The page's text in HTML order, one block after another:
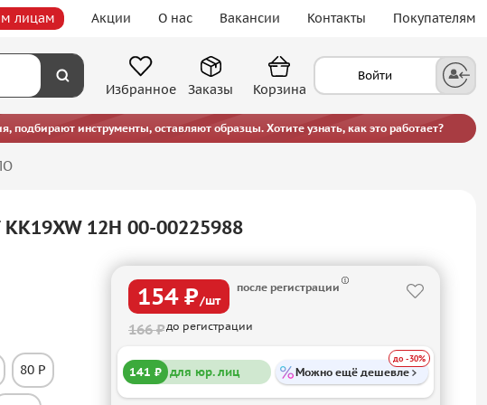
лицам Акции О нас Вакансии Контакты Покупателям
Избранное
Войти
Заказы Корзина
инструменты, оставляют образцы. Хотите узнать, как это работает?
12H 00-00225988
80 P
154 ₽/шт
после регистрации
166 ₽до регистрации
141 ₽ для юр. лиц Можно ещё дешевле
до -30%